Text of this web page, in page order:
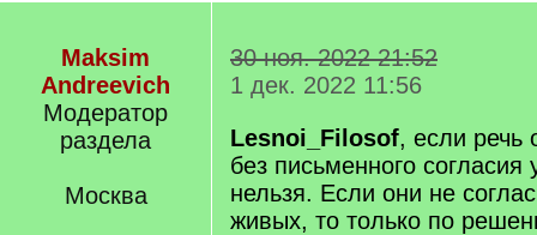
Maksim
Andreevich
Модератор
раздела
Москва
30 ноя. 2022 21:52
1 дек. 2022 11:56
Lesnoi_Filosof, если речь
без письменного согласия
нельзя. Если они не
живых, то только по